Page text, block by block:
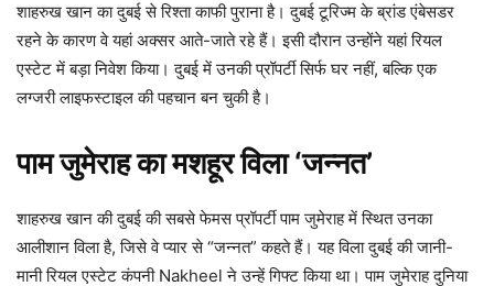
शाहरुख खान का दुबई से रिश्ता काफी पुराना है। दुबई टूरिज्म के ब्रांड एंबेसडर
रहने के कारण वे यहां अक्सर आते-जाते रहे हैं। इसी दौरान उन्होंने यहां रियल
एस्टेट में बड़ा निवेश किया। दुबई में उनकी प्रॉपर्टी सिर्फ घर नहीं, बल्कि एक
लग्जरी लाइफस्टाइल की पहचान बन चुकी है।
पाम जुमेराह का मशहूर विला ‘जन्नत’
शाहरुख खान की दुबई की सबसे फेमस प्रॉपर्टी पाम जुमेराह में स्थित उनका
आलीशान विला है, जिसे वे प्यार से “जन्नत” कहते हैं। यह विला दुबई की जानी-
मानी रियल एस्टेट कंपनी Nakheel ने उन्हें गिफ्ट किया था। पाम जुमेराह दुनिया